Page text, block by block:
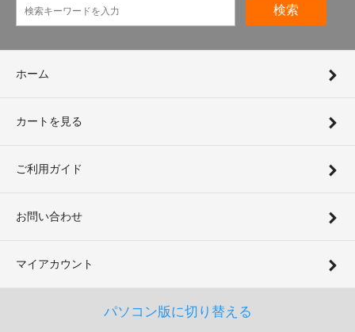
検索
ホーム
カートを見る
ご利用ガイド
お問い合わせ
マイアカウント
パソコン版に切り替える